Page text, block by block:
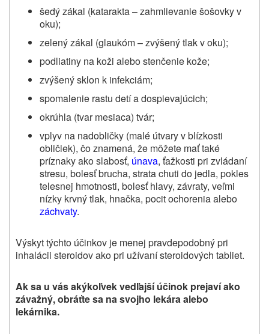
šedý zákal (katarakta – zahmlievanie šošovky v
oku);
zelený zákal (glaukóm – zvýšený tlak v oku);
podliatiny na koži alebo stenčenie kože;
zvýšený sklon k infekciám;
spomalenie rastu detí a dospievajúcich;
okrúhla (tvar mesiaca) tvár;
vplyv na nadobličky (malé útvary v blízkosti
obličiek), čo znamená, že môžete mať také
príznaky ako slabosť, únava, ťažkosti pri zvládaní
stresu, bolesť brucha, strata chuti do jedla, pokles
telesnej hmotnosti, bolesť hlavy, závraty, veľmi
nízky krvný tlak, hnačka, pocit ochorenia alebo
záchvaty.
Výskyt týchto účinkov je menej pravdepodobný pri
inhalácii steroidov ako pri užívaní steroidových tabliet.
Ak sa u vás akýkoľvek vedľajší účinok prejaví ako
závažný, obráťte sa na svojho lekára alebo
lekárnika.